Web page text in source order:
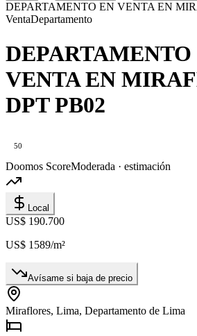
DEPARTAMENTO EN VENTA EN
VentaDepartamento
DEPARTAMENTO
VENTA EN
DPT PB02
50
Doomos ScoreModerada · estimación
Local
US$ 190.700
US$ 1589/m²
Avísame si baja de precio
Miraflores, Lima, Departamento de Lima